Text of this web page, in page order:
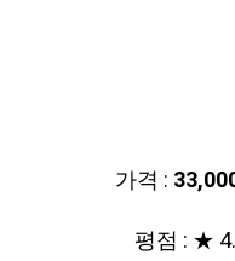
가격 :
평점 : ★